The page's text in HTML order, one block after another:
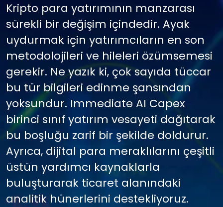
Kripto para yatırımının manzarası
sürekli bir değişim içindedir. Ayak
uydurmak için yatırımcıların en son
metodolojileri ve hileleri özümsemesi
gerekir. Ne yazık ki, çok sayıda tüccar
bu tür bilgileri edinme şansından
yoksundur. Immediate AI Capex
birinci sınıf yatırım vesayeti dağıtarak
bu boşluğu zarif bir şekilde doldurur.
Ayrıca, dijital para meraklılarını çeşitli
üstün yardımcı kaynaklarla
buluşturarak ticaret alanındaki
analitik hünerlerini destekliyoruz.